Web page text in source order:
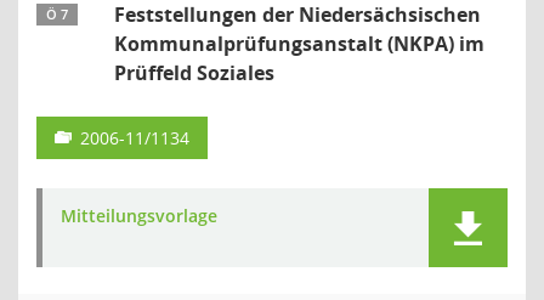
Ö 7
Feststellungen der Niedersächsischen
Kommunalprüfungsanstalt (NKPA) im
Prüffeld Soziales
2006-11/1134
Mitteilungsvorlage